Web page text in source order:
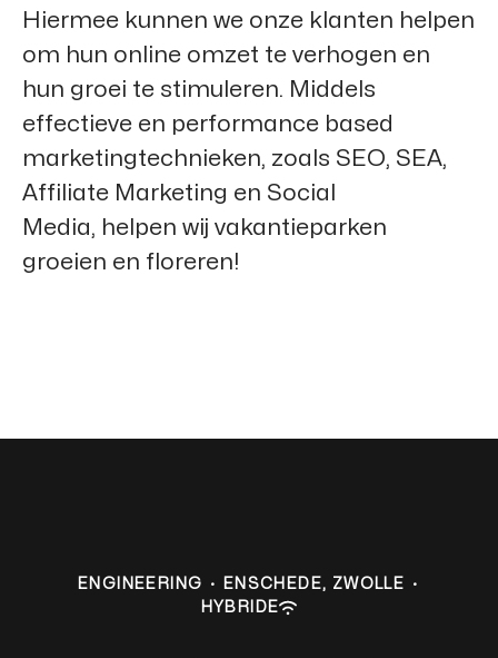
Hiermee kunnen we onze klanten helpen
om hun online omzet te verhogen en
hun groei te stimuleren. Middels
effectieve en performance based
marketingtechnieken, zoals SEO, SEA,
Affiliate Marketing en Social
Media, helpen wij vakantieparken
groeien en floreren!
ENGINEERING · ENSCHEDE, ZWOLLE
·
HYBRIDE